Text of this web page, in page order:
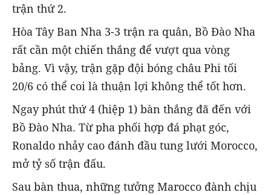
trận thứ 2.
Hòa Tây Ban Nha 3-3 trận ra quân, Bồ Đào Nha
rất cần một chiến thắng để vượt qua vòng
bảng. Vì vậy, trận gặp đội bóng châu Phi tối
20/6 có thể coi là thuận lợi không thể tốt hơn.
Ngay phút thứ 4 (hiệp 1) bàn thắng đã đến với
Bồ Đào Nha. Từ pha phối hợp đá phạt góc,
Ronaldo nhảy cao đánh đầu tung lưới Morocco,
mở tỷ số trận đấu.
Sau bàn thua, những tưởng Marocco đành chịu